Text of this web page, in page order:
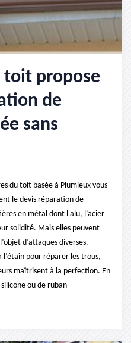
toit propose
de
sans
du toit basée à Plumieux vous
le devis réparation de
en métal dont l'alu, l’acier
solidité. Mais elles peuvent
d’attaques diverses.
l’étain pour réparer les trous,
maîtrisent à la perfection. En
ou de ruban